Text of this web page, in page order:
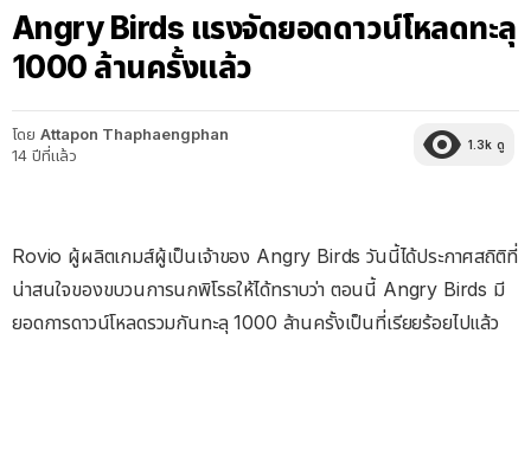
Angry Birds แรงจัดยอดดาวน์โหลดทะลุ
1000 ล้านครั้งแล้ว
โดย Attapon Thaphaengphan
14 ปีที่แล้ว
1.3k ดู
Rovio ผู้ผลิตเกมส์ผู้เป็นเจ้าของ Angry Birds วันนี้ได้ประกาศสถิติที่
น่าสนใจของขบวนการนกพิโรธให้ได้ทราบว่า ตอนนี้ Angry Birds มี
ยอดการดาวน์โหลดรวมกันทะลุ 1000 ล้านครั้งเป็นที่เรียยร้อยไปแล้ว